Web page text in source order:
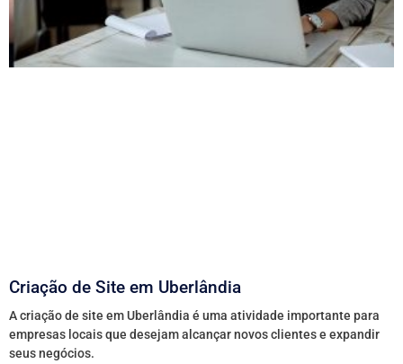
Criação de Site em Uberlândia
A criação de site em Uberlândia é uma atividade importante para
empresas locais que desejam alcançar novos clientes e expandir
seus negócios.